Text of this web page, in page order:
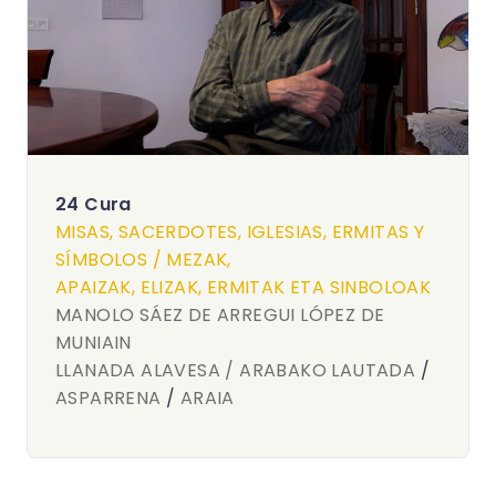
24 Cura
MISAS, SACERDOTES, IGLESIAS, ERMITAS Y
SÍMBOLOS / MEZAK,
APAIZAK, ELIZAK, ERMITAK ETA SINBOLOAK
MANOLO SÁEZ DE ARREGUI LÓPEZ DE
MUNIAIN
LLANADA ALAVESA / ARABAKO LAUTADA /
ASPARRENA / ARAIA